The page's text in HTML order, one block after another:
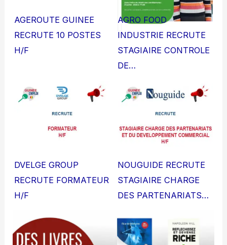
AGEROUTE GUINEE
RECRUTE 10 POSTES
H/F
AGRO FOOD
INDUSTRIE RECRUTE
STAGIAIRE CONTROLE
DE…
DVELGE GROUP
RECRUTE FORMATEUR
H/F
NOUGUIDE RECRUTE
STAGIAIRE CHARGE
DES PARTENARIATS…